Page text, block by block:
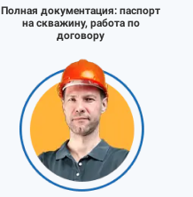
Полная документация: паспорт
на скважину, работа по
договору